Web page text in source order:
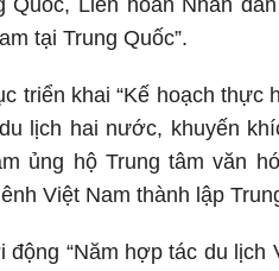
tại Trung Quốc”.
triển khai “Kế hoạch
lịch hai nước, khuyến
ủng hộ Trung tâm văn
Việt Nam thành lập
động “Năm hợp tác du